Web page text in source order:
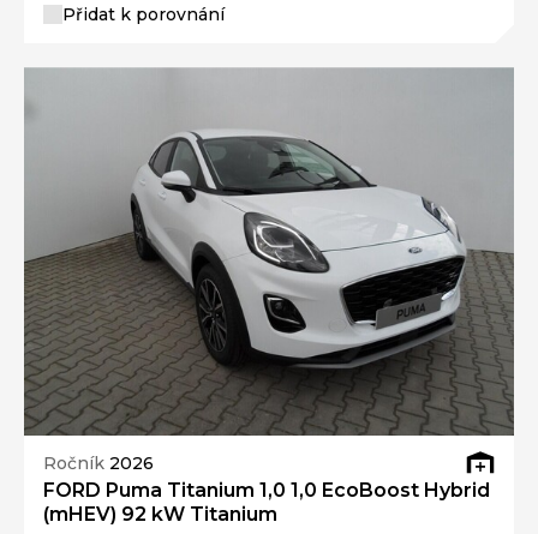
Přidat k porovnání
Ročník 2026
FORD Puma Titanium 1,0 1,0 EcoBoost Hybrid
(mHEV) 92 kW Titanium